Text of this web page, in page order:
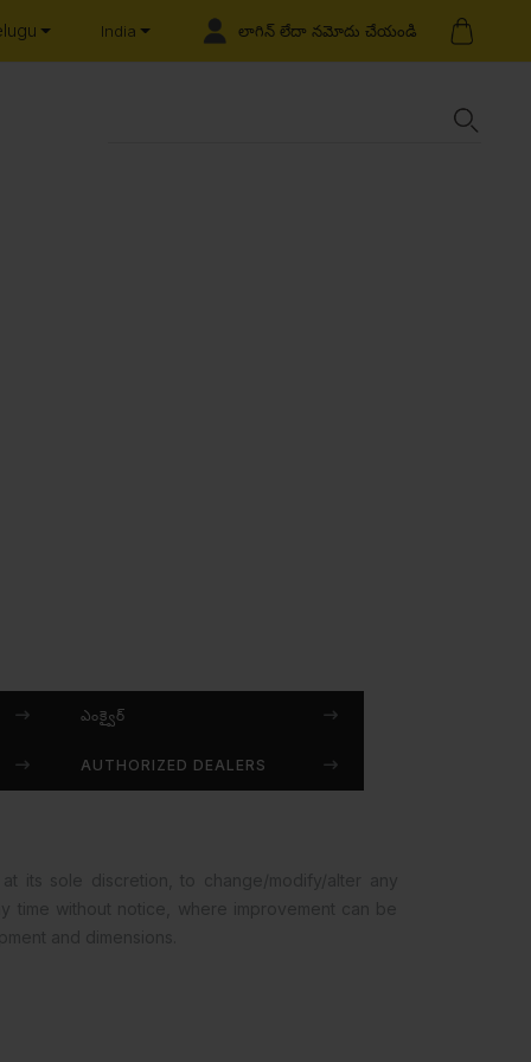
India లాగిన్ లేదా నమోదు చేయండి
ఎంక్వైర్
AUTHORIZED DEALERS